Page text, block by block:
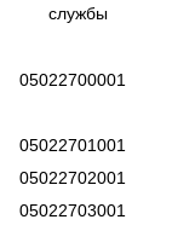
службы
05022700001
05022701001
05022702001
05022703001